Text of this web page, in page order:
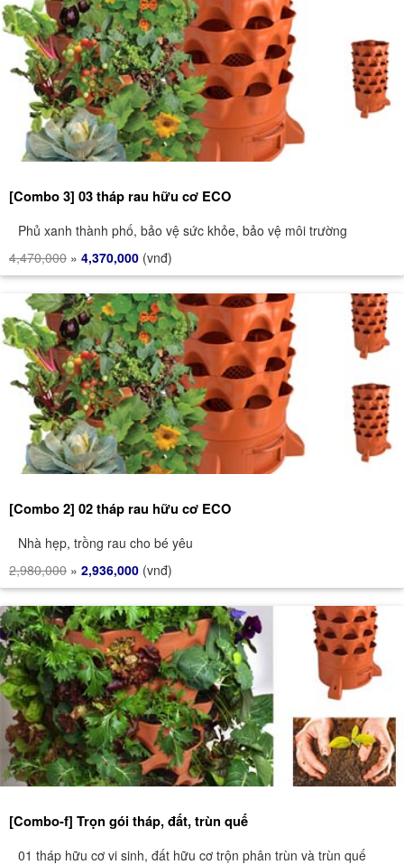
[Combo 3] 03 tháp rau hữu cơ ECO
Phủ xanh thành phố, bảo vệ sức khỏe, bảo vệ môi trường
4,470,000 » 4,370,000 (vnđ)
[Combo 2] 02 tháp rau hữu cơ ECO
Nhà hẹp, trồng rau cho bé yêu
2,980,000 » 2,936,000 (vnđ)
[Combo-f] Trọn gói tháp, đất, trùn quế
01 tháp hữu cơ vi sinh, đất hữu cơ trộn phân trùn và trùn quế